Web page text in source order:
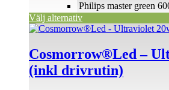
Philips master green
Välj alternativ
Cosmorrow®Led –
(inkl drivrutin)